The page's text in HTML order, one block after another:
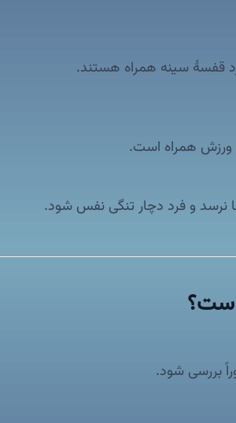
قفسهٔ سینه همراه هستند.
ورزش همراه است.
نرسد و فرد دچار تنگی نفس شود.
بررسی شود.